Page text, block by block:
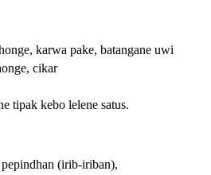
karwa pake, batangane uwi
cikar
tipak kebo lelene satus.
(irib-iriban),